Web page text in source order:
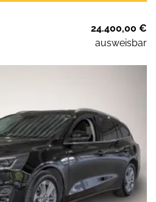
24.400,00 €
ausweisbar